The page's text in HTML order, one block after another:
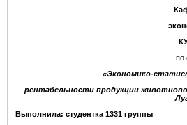
по
«Экономико-
рентабельности продукции
Выполнила: студентка 1331 группы